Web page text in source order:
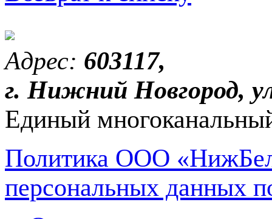
Адрес: 603117,
г. Нижний Новгород,
Единый
Политика ООО
персональных данных